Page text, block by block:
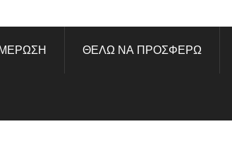
ΘΕΛΩ ΝΑ ΠΡΟΣΦΕΡΩ